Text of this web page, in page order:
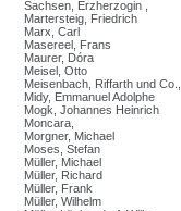
Sachsen, Erzherzogin ,
Martersteig, Friedrich
Marx, Carl
Masereel, Frans
Maurer, Dóra
Meisel, Otto
Meisenbach, Riffarth und Co.,
Midy, Emmanuel Adolphe
Mogk, Johannes Heinrich
Moncara,
Morgner, Michael
Moses, Stefan
Müller, Michael
Müller, Richard
Müller, Frank
Müller, Wilhelm